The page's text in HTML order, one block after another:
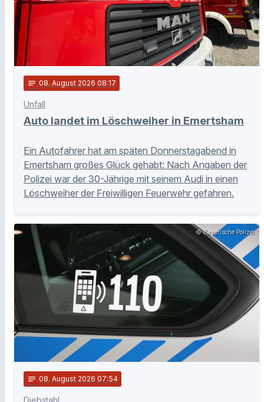
notes 08. August 2026 08:17
Unfall
Auto landet im Löschweiher in Emertsham
Ein Autofahrer hat am späten Donnerstagabend in
Emertsham großes Glück gehabt: Nach Angaben der
Polizei war der 30-Jährige mit seinem Audi in einen
Löschweiher der Freiwilligen Feuerwehr gefahren.
© Bayerische Polizei
notes 08. August 2026 07:54
Diebstahl